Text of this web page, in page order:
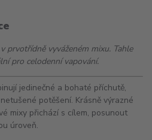
prvotřídně vyváženém mixu. Tahle
pro celodenní vapování.
jedinečné a bohaté příchutě,
potěšení. Krásně výrazné
mixy přichází s cílem, posunout
úroveň.